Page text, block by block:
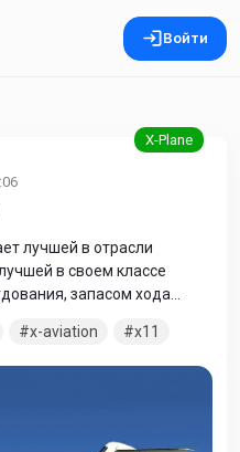
Войти
лучшей в отрасли
в своем классе
запасом хода
салоном для
оборудования.
x-aviation x11